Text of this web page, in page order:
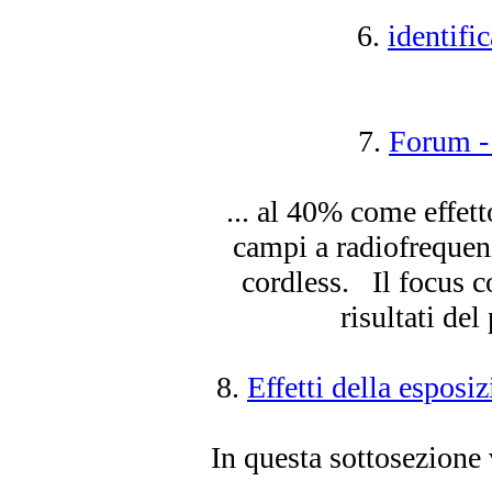
6.
7. Forum
... al 40% come
campi a
cordless. Il focus
risultati del
8. Effetti della
In questa